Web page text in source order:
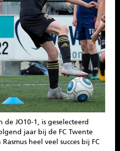
de JO10-1, is geselecteerd
jaar bij de FC Twente
heel veel succes bij FC